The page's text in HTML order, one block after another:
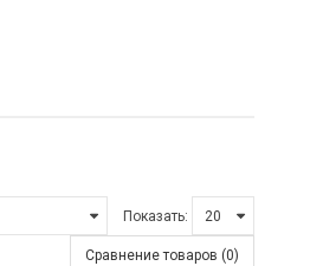
Показать:
Сравнение товаров (0)